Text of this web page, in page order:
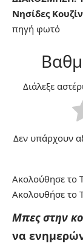
Νησίδες
πηγή φωτό
Διάλεξε
Δεν υπάρχουν
Ακολούθησε το
Ακολουθήσε το
Μπες στην
να